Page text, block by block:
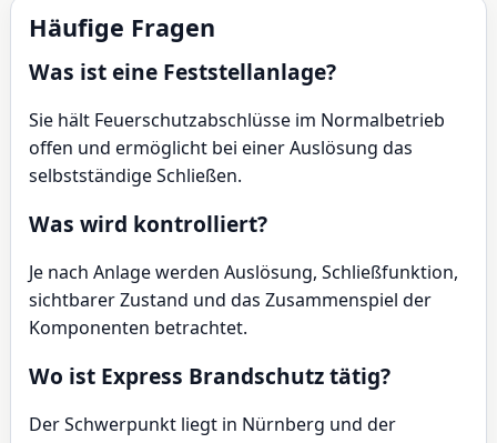
Häufige Fragen
Was ist eine Feststellanlage?
Sie hält Feuerschutzabschlüsse im Normalbetrieb
offen und ermöglicht bei einer Auslösung das
selbstständige Schließen.
Was wird kontrolliert?
Je nach Anlage werden Auslösung, Schließfunktion,
sichtbarer Zustand und das Zusammenspiel der
Komponenten betrachtet.
Wo ist Express Brandschutz tätig?
Der Schwerpunkt liegt in Nürnberg und der